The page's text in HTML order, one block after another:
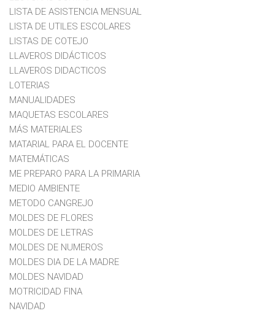
LISTA DE ASISTENCIA MENSUAL
LISTA DE UTILES ESCOLARES
LISTAS DE COTEJO
LLAVEROS DIDÁCTICOS
LLAVEROS DIDACTICOS
LOTERIAS
MANUALIDADES
MAQUETAS ESCOLARES
MÁS MATERIALES
MATARIAL PARA EL DOCENTE
MATEMÁTICAS
ME PREPARO PARA LA PRIMARIA
MEDIO AMBIENTE
METODO CANGREJO
MOLDES DE FLORES
MOLDES DE LETRAS
MOLDES DE NUMEROS
MOLDES DIA DE LA MADRE
MOLDES NAVIDAD
MOTRICIDAD FINA
NAVIDAD